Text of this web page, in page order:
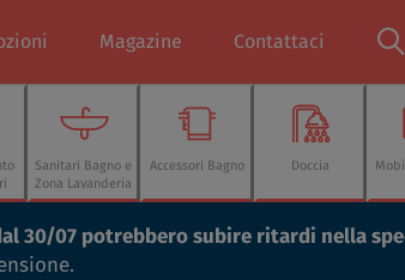
Magazine Contattaci
Sanitari Bagno e
Zona Lavanderia
Accessori Bagno Doccia
30/07 potrebbero subire ritardi nella